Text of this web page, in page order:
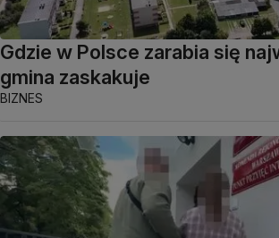
Gdzie w Polsce zarabia się
gmina zaskakuje
BIZNES